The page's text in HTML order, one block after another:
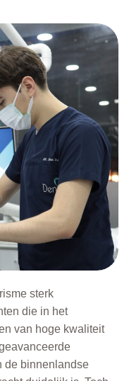
sterk
die in het
van hoge kwaliteit
de binnenlandse